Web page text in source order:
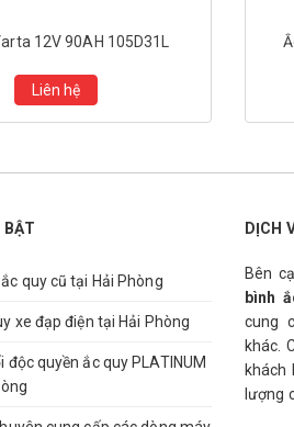
12V 90AH 105D31L
Liên hệ
BẬT
quy cũ tại Hải Phòng
xe đạp điện tại Hải Phòng
độc quyền ắc quy PLATINUM
DỊCH
Bên
bình
cung
khác.
khách
lượng